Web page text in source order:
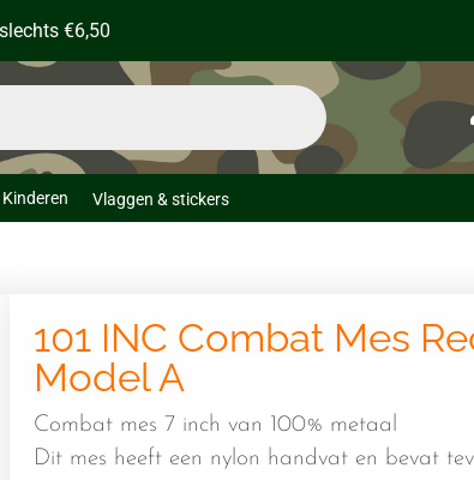
€6,50
Kinderen Vlaggen & stickers
101 INC Combat Mes
Model A
Combat mes 7 inch van 100% metaal
Dit mes heeft een nylon handvat en bevat